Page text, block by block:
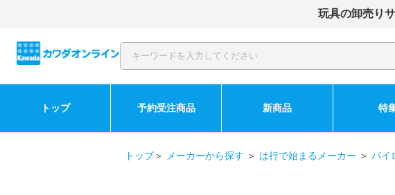
玩具の卸売り
トップ 予約受注商品 新商品 特
トップ＞ メーカーから探す ＞ は行で始まるメーカー ＞ パイ